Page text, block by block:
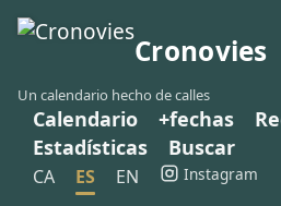
Cronovies
Un calendario hecho de calles
Calendario +fechas
Estadísticas
Buscar
CA ES EN Instagram